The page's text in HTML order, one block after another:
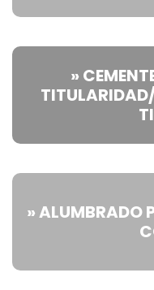
»
» ALUMBRADO